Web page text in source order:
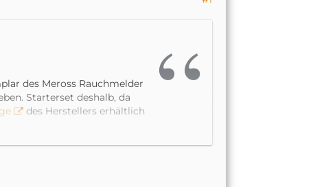
des Meross Rauchmelder
Starterset deshalb, da
des Herstellers erhältlich
dieses kleine Zusatzteil